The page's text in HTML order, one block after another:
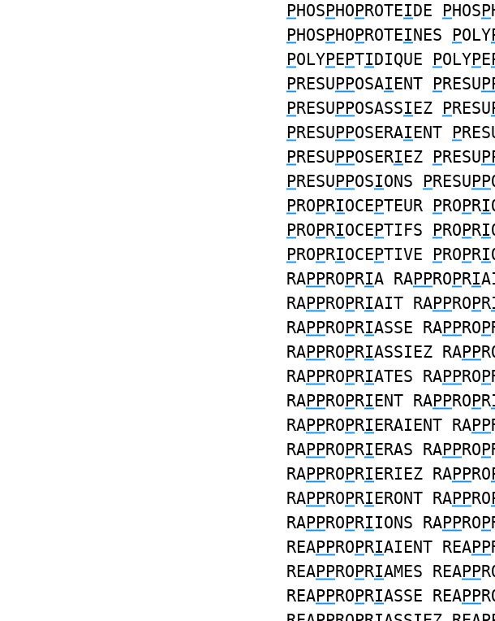
PHOSPHOPROTEIDE PHOSP
PHOSPHOPROTEINES POLY
POLYPEPTIDIQUE POLYPE
PRESUPPOSAIENT PRESU
PRESUPPOSASSIEZ PRESU
PRESUPPOSERAIENT P
PRESUPPOSERIEZ PRESU
PRESUPPOSIONS PRESUPP
PROPRIOCEPTEUR PROPRI
PROPRIOCEPTIFS PROPRI
PROPRIOCEPTIVE PROPRI
RAPPROPRIA RAPPROPRI
RAPPROPRIAIT RAPPROPR
RAPPROPRIASSE RAPPROP
RAPPROPRIASSIEZ RAPP
RAPPROPRIATES RAPPROP
RAPPROPRIENT RAPPROPR
RAPPROPRIERAIENT RAPP
RAPPROPRIERAS RAPPROP
RAPPROPRIERIEZ RAPPRO
RAPPROPRIERONT RAPPRO
RAPPROPRIIONS RAPPROP
REAPPROPRIAIENT REAPP
REAPPROPRIAMES REAPP
REAPPROPRIASSE REAPP